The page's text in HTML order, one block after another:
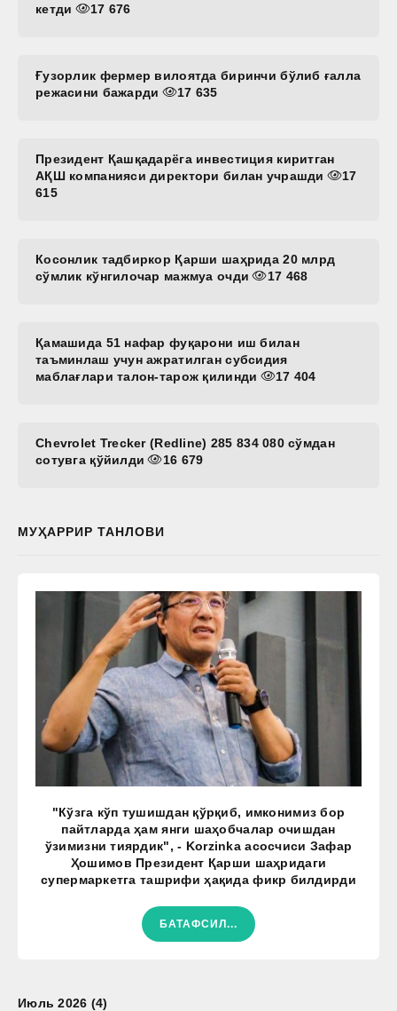
кетди
17 676
Ғузорлик фермер вилоятда биринчи бўлиб ғалла
режасини бажарди
17 635
Президент Қашқадарёга инвестиция киритган
АҚШ компанияси директори билан учрашди
17
615
Косонлик тадбиркор Қарши шаҳрида 20 млрд
сўмлик кўнгилочар мажмуа очди
17 468
Қамашида 51 нафар фуқарони иш билан
таъминлаш учун ажратилган субсидия
маблағлари талон-тарож қилинди
17 404
Chevrolet Trecker (Redline) 285 834 080 сўмдан
сотувга қўйилди
16 679
МУҲАРРИР ТАНЛОВИ
"Кўзга кўп тушишдан қўрқиб, имконимиз бор
пайтларда ҳам янги шаҳобчалар очишдан
ўзимизни тиярдик", - Korzinka асосчиси Зафар
Ҳошимов Президент Қарши шаҳридаги
супермаркетга ташрифи ҳақида фикр билдирди
БАТАФСИЛ...
Июль 2026 (4)